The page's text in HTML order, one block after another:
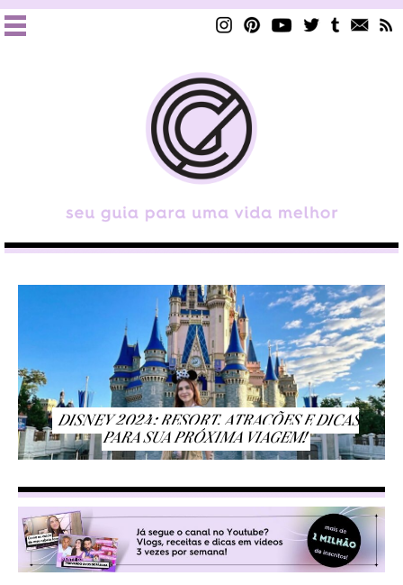
DISNEY 2024: RESORT, ATRAÇÕES E DICAS
PARA SUA PRÓXIMA VIAGEM!